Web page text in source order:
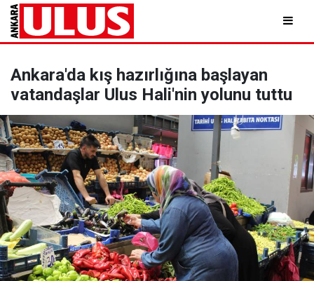
Ankara'da kış hazırlığına başlayan
vatandaşlar Ulus Hali'nin yolunu tuttu